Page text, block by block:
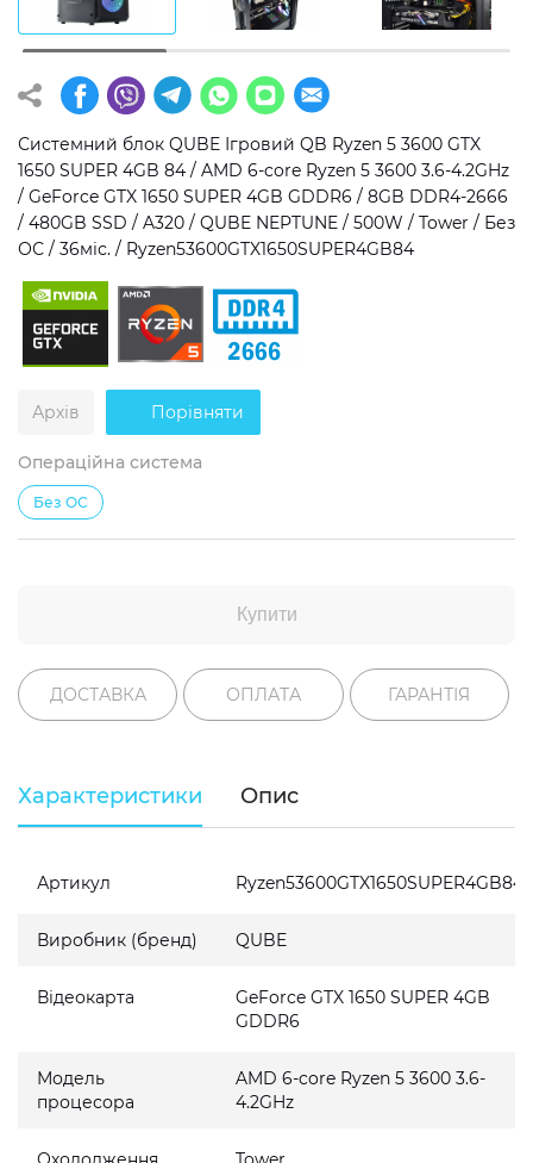
Операційна система
Windows 11 Home
Windows 11 Pro
Без ОС
Тип накопичувача
SSD
HDD
SSD + HDD
Додатково
RGB-підсвічування
Розблокований множник CPU
Надшвидкий M.2 SSD NVME
Системний блок QUBE Ігровий QB Ryzen 5 3600 GTX
1650 SUPER 4GB 84 / AMD 6-core Ryzen 5 3600 3.6-4.2GHz
/ GeForce GTX 1650 SUPER 4GB GDDR6 / 8GB DDR4-2666
/ 480GB SSD / A320 / QUBE NEPTUNE / 500W / Tower / Без
ОС / 36міс. / Ryzen53600GTX1650SUPER4GB84
Архів Порівняти
Операційна система
Без ОС
Купити
ДОСТАВКА ОПЛАТА ГАРАНТІЯ
Характеристики Опис
Артикул Ryzen53600GTX1650SUPER4GB84
Виробник (бренд) QUBE
Відеокарта
GeForce GTX 1650 SUPER 4GB
GDDR6
Модель
процесора
AMD 6-core Ryzen 5 3600 3.6-
4.2GHz